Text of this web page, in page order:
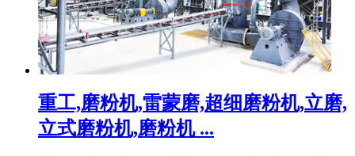
重工,磨粉机,雷蒙磨,超细磨粉机,立磨,
立式磨粉机,磨粉机 ...